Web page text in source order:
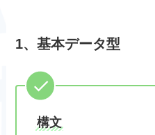
1、基本データ型
構文